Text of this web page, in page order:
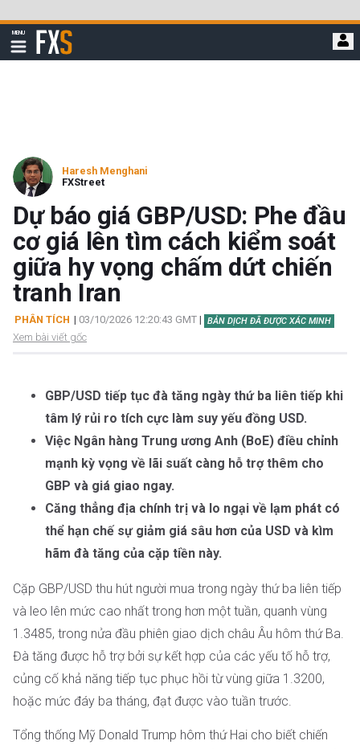
qua
đi
MENU
Hiển
thị
FXStreet
Haresh Menghani
FXStreet
Dự báo giá GBP/USD: Phe đầu
cơ giá lên tìm cách kiểm soát
giữa hy vọng chấm dứt chiến
tranh Iran
PHÂN TÍCH | 03/10/2026 12:20:43 GMT | BẢN DỊCH ĐÃ ĐƯỢC XÁC MINH
Xem bài viết gốc
GBP/USD tiếp tục đà tăng ngày thứ ba liên tiếp khi
tâm lý rủi ro tích cực làm suy yếu đồng USD.
Việc Ngân hàng Trung ương Anh (BoE) điều chỉnh
mạnh kỳ vọng về lãi suất càng hỗ trợ thêm cho
GBP và giá giao ngay.
Căng thẳng địa chính trị và lo ngại về lạm phát có
thể hạn chế sự giảm giá sâu hơn của USD và kìm
hãm đà tăng của cặp tiền này.
Cặp GBP/USD thu hút người mua trong ngày thứ ba liên tiếp
và leo lên mức cao nhất trong hơn một tuần, quanh vùng
1.3485, trong nửa đầu phiên giao dịch châu Âu hôm thứ Ba.
Đà tăng được hỗ trợ bởi sự kết hợp của các yếu tố hỗ trợ,
củng cố khả năng tiếp tục phục hồi từ vùng giữa 1.3200,
hoặc mức đáy ba tháng, đạt được vào tuần trước.
Tổng thống Mỹ Donald Trump hôm thứ Hai cho biết chiến